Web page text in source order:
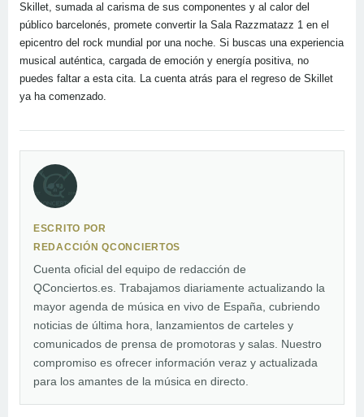
Skillet, sumada al carisma de sus componentes y al calor del
público barcelonés, promete convertir la Sala Razzmatazz 1 en el
epicentro del rock mundial por una noche. Si buscas una experiencia
musical auténtica, cargada de emoción y energía positiva, no
puedes faltar a esta cita. La cuenta atrás para el regreso de Skillet
ya ha comenzado.
ESCRITO POR
REDACCIÓN QCONCIERTOS
Cuenta oficial del equipo de redacción de
QConciertos.es. Trabajamos diariamente actualizando la
mayor agenda de música en vivo de España, cubriendo
noticias de última hora, lanzamientos de carteles y
comunicados de prensa de promotoras y salas. Nuestro
compromiso es ofrecer información veraz y actualizada
para los amantes de la música en directo.